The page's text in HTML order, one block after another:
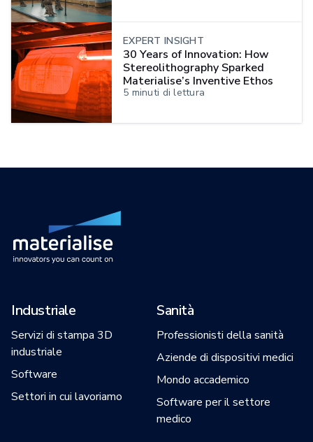
EXPERT INSIGHT
30 Years of Innovation: How
Stereolithography Sparked
Materialise’s Inventive Ethos
5 minuti di lettura
Industriale
Servizi di stampa 3D
industriale
Software
Settori in cui lavoriamo
Sanità
Professionisti della sanità
Aziende di dispositivi medici
Mondo accademico
Software per il settore
medico